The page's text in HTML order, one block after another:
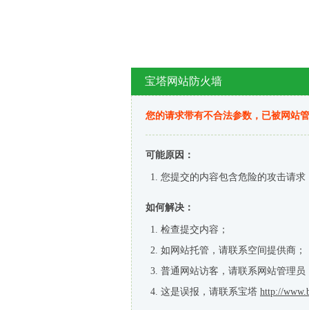
宝塔网站防火墙
您的请求带有不合法参数，已被网站
可能原因：
您提交的内容包含危险的攻击请求
如何解决：
检查提交内容；
如网站托管，请联系空间提供商；
普通网站访客，请联系网站管理员
这是误报，请联系宝塔 http://